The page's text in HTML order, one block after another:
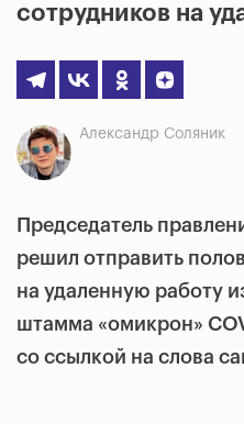
сотрудников на
Александр Соляник
Председатель
решил отправить
на удаленную работу
штамма «омикрон»
со ссылкой на слова